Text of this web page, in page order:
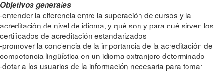
Objetivos generales
-entender la diferencia entre la superación de cursos y la
acreditación de nivel de idioma, y qué son y para qué sirven los
certificados de acreditación estandarizados
-promover la conciencia de la importancia de la acreditación de
competencia lingüística en un idioma extranjero determinado
-dotar a los usuarios de la información necesaria para tomar